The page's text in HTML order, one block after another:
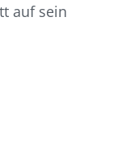
auf sein